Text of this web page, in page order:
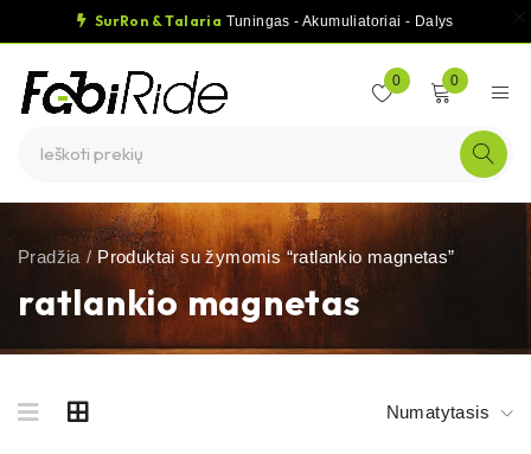
SurRon & Talaria Tuningas - Akumuliatoriai - Dalys
0 0
ratlankio magnetas
Pradžia / Produktai su žymomis “ratlankio magnetas”
Numatytasis